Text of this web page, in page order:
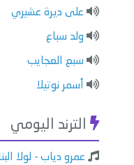
على ديرة عشيري
ولد سباع
سبع العجايب
أسمر نوتيلا
الترند اليومي
عمرو دياب - لولا